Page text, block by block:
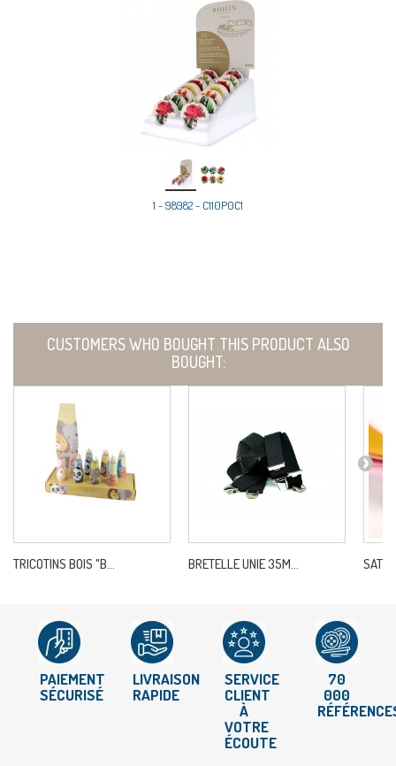
1 - 98982 - C110P0C1
CUSTOMERS WHO BOUGHT THIS PRODUCT ALSO
BOUGHT:
TRICOTINS BOIS "B... BRETELLE UNIE 35M...
PAIEMENT
SÉCURISÉ
LIVRAISON
RAPIDE
SERVICE
CLIENT
À
VOTRE
ÉCOUTE
70
000